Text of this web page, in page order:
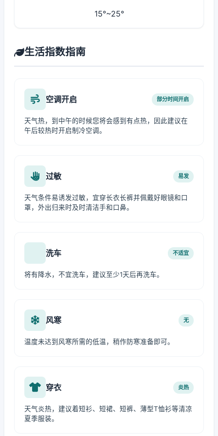
15°~25°
生活指数指南
空调开启 部分时间开启
天气热，到中午的时候您将会感到有点热，因此建议在
午后较热时开启制冷空调。
过敏 易发
天气条件易诱发过敏，宜穿长衣长裤并佩戴好眼镜和口
罩，外出归来时及时清洁手和口鼻。
洗车 不适宜
将有降水，不宜洗车，建议至少1天后再洗车。
风寒 无
温度未达到风寒所需的低温，稍作防寒准备即可。
穿衣 炎热
天气炎热，建议着短衫、短裙、短裤、薄型T恤衫等清凉
夏季服装。